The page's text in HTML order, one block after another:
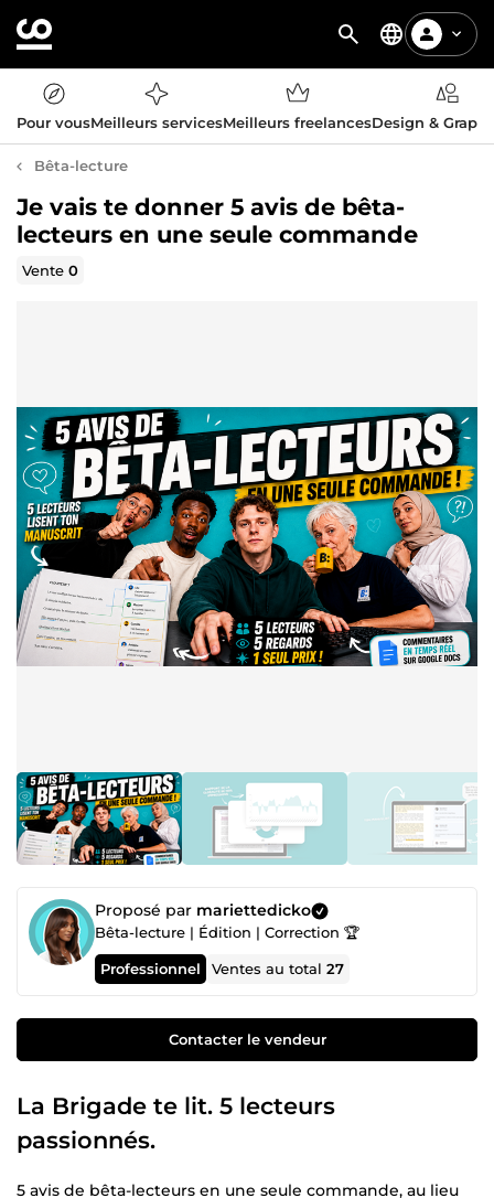
Pour vousMeilleurs servicesMeilleurs freelancesDesign &
Bêta-lecture
Je vais te donner 5 avis de bêta-
lecteurs en une seule commande
Vente0
Proposé par mariettedicko
Bêta-lecture | Édition | Correction 🏆
Professionnel Ventes au total27
Contacter le vendeur
La Brigade te lit. 5 lecteurs
passionnés.
5 avis de bêta-lecteurs en une seule commande, au lieu